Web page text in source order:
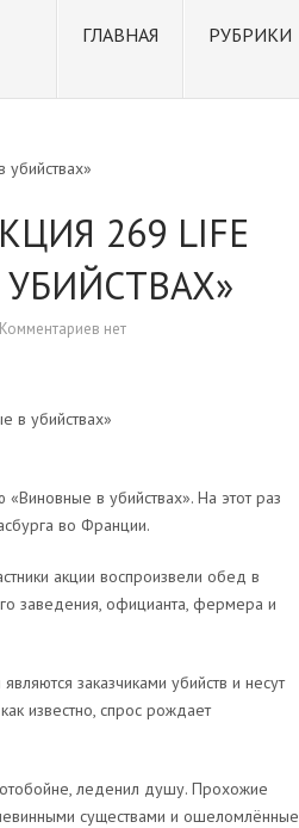
ГЛАВНАЯ РУБРИКИ
269 LIFE
Комментариев нет
в убийствах»
в убийствах». На этот раз
во Франции.
акции воспроизвели обед в
заведения, официанта, фермера и
заказчиками убийств и несут
известно, спрос рождает
леденил душу. Прохожие
существами и ошеломлённые